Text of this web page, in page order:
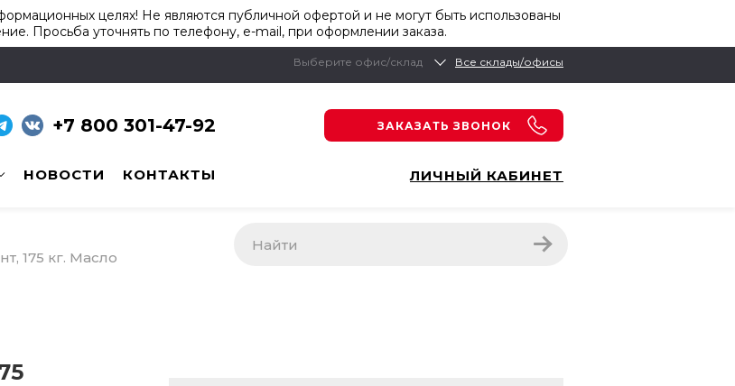
целях! Не являются публичной офертой и не могут быть использованы
Просьба уточнять по телефону, e-mail, при оформлении заказа.
Выберите офис/склад Все склады/офисы
+7 800 301-47-92 ЗАКАЗАТЬ ЗВОНОК
НОВОСТИ КОНТАКТЫ ЛИЧНЫЙ КАБИНЕТ
175 кг. Масло